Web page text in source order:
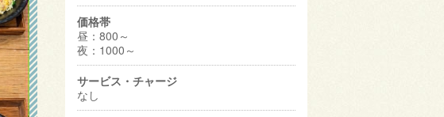
価格帯
昼：800～
夜：1000～
サービス・チャージ
なし